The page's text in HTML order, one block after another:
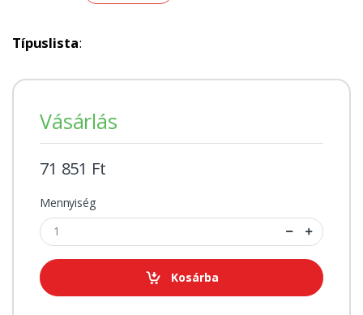
Típuslista:
Vásárlás
71 851 Ft
Mennyiség
Kosárba